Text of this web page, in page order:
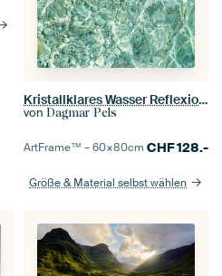
Kristallklares Wasser Reflexion - Türkis Ozean Fotografie Kunstdruck
von Dagmar Pels
ArtFrame™ –60×80cm CHF128.-
Größe & Material selbst wählen